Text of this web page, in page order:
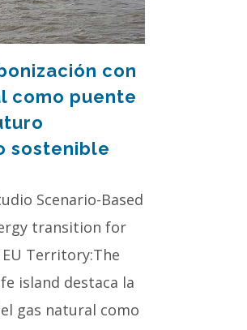
con
como puente
sostenible
Scenario-Based
transition for
Territory:The
island destaca la
gas natural como